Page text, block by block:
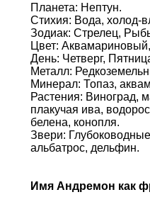
Планета: Нептун.
Стихия: Вода, холод-
Зодиак: Стрелец,
Цвет:
День: Четверг,
Металл:
Минерал: Топаз,
Растения: Виноград,
плакучая ива,
белена, конопля.
Звери:
альбатрос, дельфин.
Имя Андремон как